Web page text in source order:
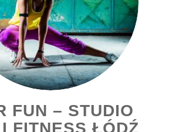
FUN – STUDIO
FITNESS ŁÓDŹ